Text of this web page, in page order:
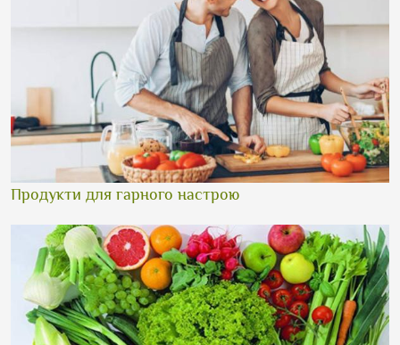
Продукти для гарного настрою